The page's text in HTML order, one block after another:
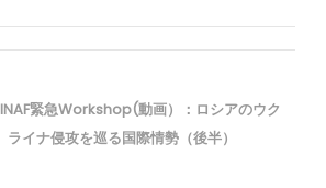
Next
post:
INAF緊急Workshop(動画）：ロシアのウク
ライナ侵攻を巡る国際情勢（後半）